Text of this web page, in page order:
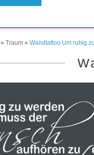
» Traum » Wandtattoo Um ruhig zu